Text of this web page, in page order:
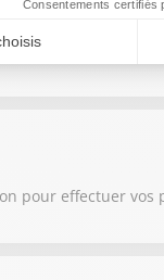
pour effectuer vos
pour effectuer vos